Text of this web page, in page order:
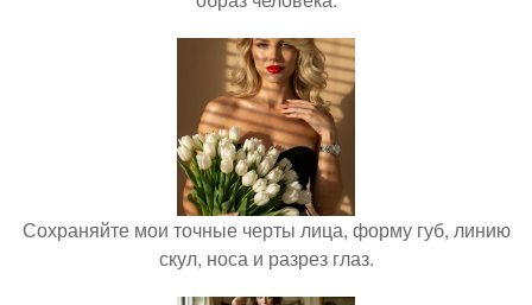
Сохраняйте мои точные черты лица, форму губ, линию
скул, носа и разрез глаз.